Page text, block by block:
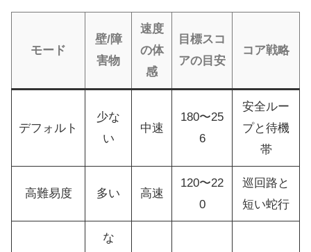
モード
壁/障
害物
速度
の体
感
目標スコ
アの目安
コア戦略
デフォルト
少な
い
中速
180〜25
6
安全ルー
プと待機
帯
高難易度 多い 高速
120〜22
0
巡回路と
短い蛇行
な